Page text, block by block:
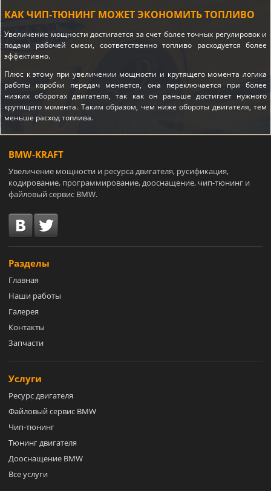
КАК ЧИП-ТЮНИНГ МОЖЕТ ЭКОНОМИТЬ ТОПЛИВО
Увеличение мощности достигается за счет более точных регулировок и
подачи рабочей смеси, соответственно топливо расходуется более
эффективно.
Плюс к этому при увеличении мощности и крутящего момента логика
работы коробки передач меняется, она переключается при более
низких оборотах двигателя, так как он раньше достигает нужного
крутящего момента. Таким образом, чем ниже обороты двигателя, тем
меньше расход топлива.
BMW-KRAFT
Увеличение мощности и ресурса двигателя, русификация,
кодирование, программирование, дооснащение, чип-тюнинг и
файловый сервис BMW.
Разделы
Главная
Наши работы
Галерея
Контакты
Запчасти
Услуги
Ресурс двигателя
Файловый сервис BMW
Чип-тюнинг
Тюнинг двигателя
Дооснащение BMW
Все услуги